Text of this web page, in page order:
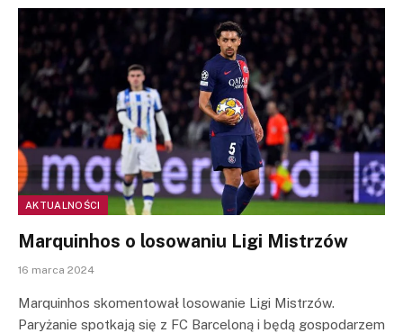
AKTUALNOŚCI
Marquinhos o losowaniu Ligi Mistrzów
16 marca 2024
Marquinhos skomentował losowanie Ligi Mistrzów.
Paryżanie spotkają się z FC Barceloną i będą gospodarzem